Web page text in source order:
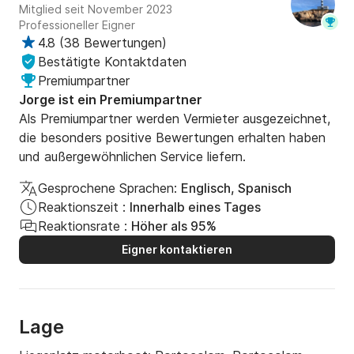
Skipper) (NICHT IM PREIS ENTHALTEN)
⛽ Treibstoff ist nicht im Preis inbegriffen und wird
nach Überprüfung des Verbrauchs bei Rückgabe des
Bootes berechnet.
? Endreinigung NICHT INBEGRIFFEN + 30 €
? Optionale Extras verfügbar (nicht im Preis
inbegriffen):
?‍♂️ Stand-Up-Paddling – Für Abenteuerlustige.
? Schnorchelausrüstung – Entdecken Sie die
Wasser.
Mitglied seit November 2023
Professioneller Eigner
4.8 (38 Bewertungen)
Bestätigte Kontaktdaten
Premiumpartner
Jorge ist ein Premiumpartner
Als Premiumpartner werden Vermieter ausgezeichnet,
die besonders positive Bewertungen erhalten haben
und außergewöhnlichen Service liefern.
Gesprochene Sprachen: Englisch, Spanisch
Reaktionszeit : Innerhalb eines Tages
Reaktionsrate : Höher als 95%
Eigner kontaktieren
Lage